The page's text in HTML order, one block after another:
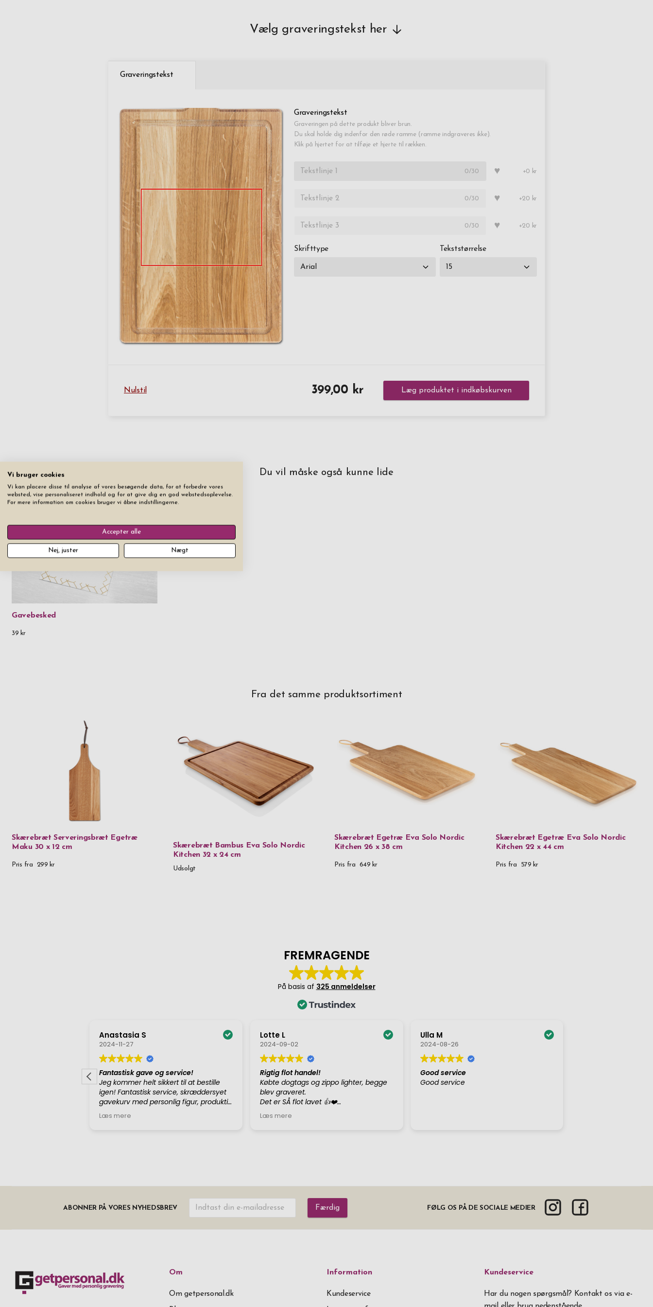
Vælg graveringstekst her
Graveringstekst
Graveringstekst
Graveringen på dette produkt bliver brun.
Du skal holde dig indenfor den røde ramme (ramme indgraveres ikke).
Klik på hjertet for at tilføje et hjerte til rækken.
0/30 ♥ +0 kr
0/30 ♥ +20 kr
0/30 ♥ +20 kr
Skrifttype Tekststørrelse
Nulstil 399,00 kr Læg produktet i indkøbskurven
Du vil måske også kunne lide
Gavebesked
39 kr
Fra det samme produktsortiment
Skærebræt Serveringsbræt Egetræ
Maku 30 x 12 cm
Pris fra 299 kr
Skærebræt Bambus Eva Solo Nordic
Kitchen 32 x 24 cm
Udsolgt
Skærebræt Egetræ Eva Solo Nordic
Kitchen 26 x 38 cm
Pris fra 649 kr
Skærebræt Egetræ Eva Solo Nordic
Kitchen 22 x 44 cm
Pris fra 579 kr
ABONNER PÅ VORES NYHEDSBREV Færdig FØLG OS PÅ DE SOCIALE MEDIER
Om
Om getpersonal.dk
Information
Kundeservice
Kundeservice
Har du nogen spørgsmål? Kontakt os via e-
Vi bruger cookies
Vi kan placere disse til analyse af vores besøgende data, for at forbedre vores
websted, vise personaliseret indhold og for at give dig en god webstedsoplevelse.
For mere information om cookies bruger vi åbne indstillingerne.
Accepter alle
Nej, juster Nægt